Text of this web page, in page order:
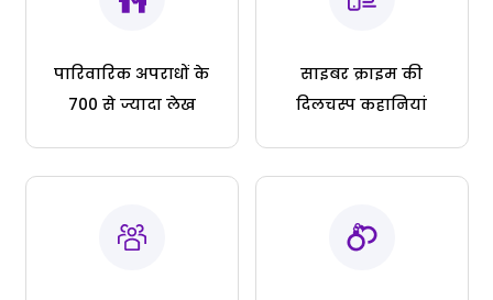
पारिवारिक अपराधों के
700 से ज्यादा लेख
साइबर क्राइम की
दिलचस्प कहानियां